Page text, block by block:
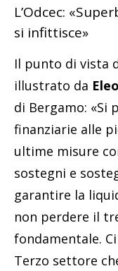
L’Odcec:
si infittisce»
Il punto di vista
illustrato da
di Bergamo: «Si
finanziarie alle
ultime misure
sostegni e
garantire la
non perdere il
fondamentale.
Terzo settore